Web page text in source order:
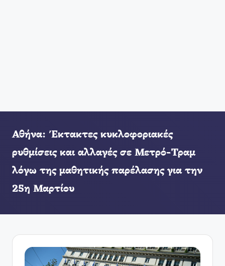
Αθήνα: Έκτακτες κυκλοφοριακές
ρυθμίσεις και αλλαγές σε Μετρό-Τραμ
λόγω της μαθητικής παρέλασης για την
25η Μαρτίου